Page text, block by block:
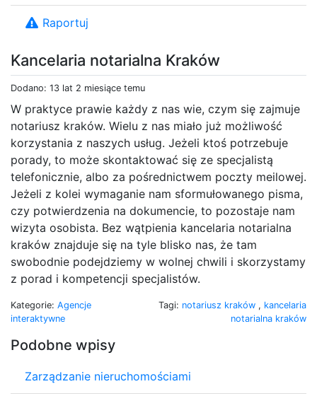
Kancelaria notarialna Kraków
Dodano: 13 lat 2 miesiące temu
W praktyce prawie każdy z nas wie, czym się zajmuje
notariusz kraków. Wielu z nas miało już możliwość
korzystania z naszych usług. Jeżeli ktoś potrzebuje
porady, to może skontaktować się ze specjalistą
telefonicznie, albo za pośrednictwem poczty meilowej.
Jeżeli z kolei wymaganie nam sformułowanego pisma,
czy potwierdzenia na dokumencie, to pozostaje nam
wizyta osobista. Bez wątpienia kancelaria notarialna
kraków znajduje się na tyle blisko nas, że tam
swobodnie podejdziemy w wolnej chwili i skorzystamy
z porad i kompetencji specjalistów.
Kategorie: Agencje
interaktywne
Tagi: notariusz kraków , kancelaria
notarialna kraków
Podobne wpisy
Zarządzanie nieruchomościami
Raportuj